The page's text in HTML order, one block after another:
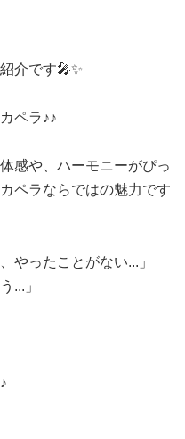
介です🎤✨
ペラ♪♪
感や、ハーモニーがぴっ
ペラならではの魅力です
やったことがない...」
...」